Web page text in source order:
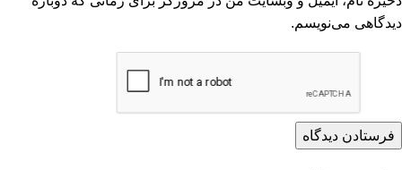
دیدگاهی می‌نویسم.